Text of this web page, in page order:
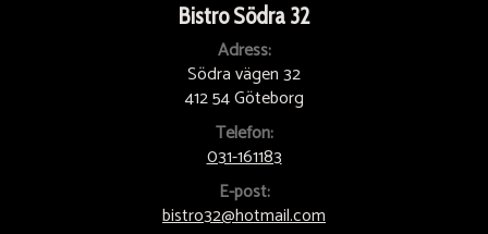
Bistro Södra 32
Adress:
Södra vägen 32
412 54 Göteborg
Telefon:
031-161183
E-post:
bistro32@hotmail.com